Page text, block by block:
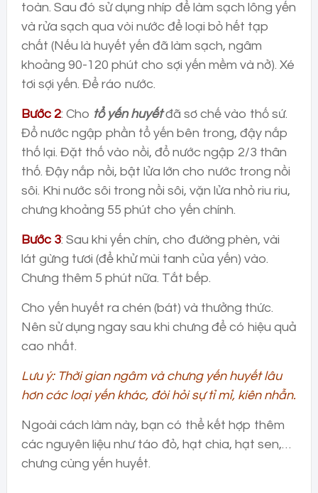
toàn. Sau đó sử dụng nhíp để làm sạch lông yến
và rửa sạch qua vòi nước để loại bỏ hết tạp
chất (Nếu là huyết yến đã làm sạch, ngâm
khoảng 90-120 phút cho sợi yến mềm và nở). Xé
tơi sợi yến. Để ráo nước.
Bước 2: Cho tổ yến huyết đã sơ chế vào thố sứ.
Đổ nước ngập phần tổ yến bên trong, đậy nắp
thố lại. Đặt thố vào nồi, đổ nước ngập 2/3 thân
thố. Đậy nắp nồi, bật lửa lớn cho nước trong nồi
sôi. Khi nước sôi trong nồi sôi, vặn lửa nhỏ riu riu,
chưng khoảng 55 phút cho yến chính.
Bước 3: Sau khi yến chín, cho đường phèn, vài
lát gừng tươi (để khử mùi tanh của yến) vào.
Chưng thêm 5 phút nữa. Tắt bếp.
Cho yến huyết ra chén (bát) và thưởng thức.
Nên sử dụng ngay sau khi chưng để có hiệu quả
cao nhất.
Lưu ý: Thời gian ngâm và chưng yến huyết lâu
hơn các loại yến khác, đòi hỏi sự tỉ mỉ, kiên nhẫn.
Ngoài cách làm này, bạn có thể kết hợp thêm
các nguyên liệu như táo đỏ, hạt chia, hạt sen,…
chưng cùng yến huyết.